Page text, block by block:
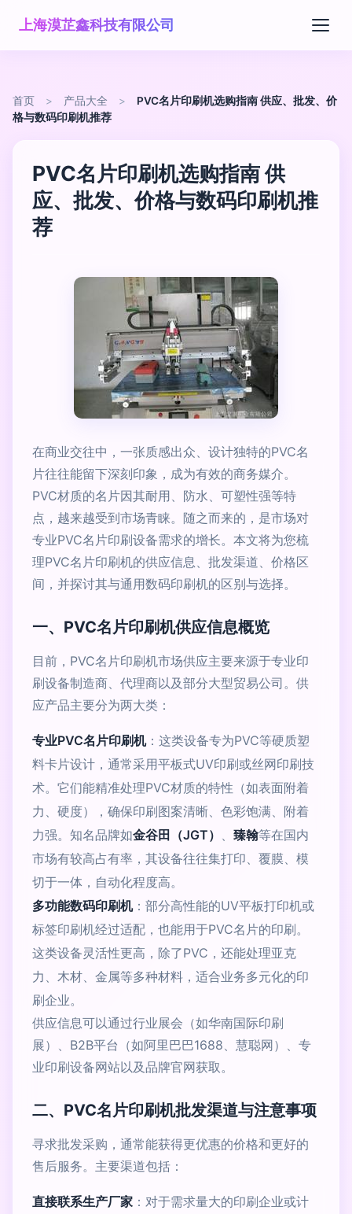
上海漠芷鑫科技有限公司
首页 > 产品大全 >
PVC名片印刷机选购指南 供应、批发、价
格与数码印刷机推荐
PVC名片印刷机选购指南 供
应、批发、价格与数码印刷机推
荐
在商业交往中，一张质感出众、设计独特的PVC名
片往往能留下深刻印象，成为有效的商务媒介。
PVC材质的名片因其耐用、防水、可塑性强等特
点，越来越受到市场青睐。随之而来的，是市场对
专业PVC名片印刷设备需求的增长。本文将为您梳
理PVC名片印刷机的供应信息、批发渠道、价格区
间，并探讨其与通用数码印刷机的区别与选择。
一、PVC名片印刷机供应信息概览
目前，PVC名片印刷机市场供应主要来源于专业印
刷设备制造商、代理商以及部分大型贸易公司。供
应产品主要分为两大类：
专业PVC名片印刷机：这类设备专为PVC等硬质塑
料卡片设计，通常采用平板式UV印刷或丝网印刷技
术。它们能精准处理PVC材质的特性（如表面附着
力、硬度），确保印刷图案清晰、色彩饱满、附着
力强。知名品牌如金谷田（JGT） 、 臻翰等在国内
市场有较高占有率，其设备往往集打印、覆膜、模
切于一体，自动化程度高。
多功能数码印刷机：部分高性能的UV平板打印机或
标签印刷机经过适配，也能用于PVC名片的印刷。
这类设备灵活性更高，除了PVC，还能处理亚克
力、木材、金属等多种材料，适合业务多元化的印
刷企业。
供应信息可以通过行业展会（如华南国际印刷
展）、B2B平台（如阿里巴巴1688、慧聪网）、专
业印刷设备网站以及品牌官网获取。
二、PVC名片印刷机批发渠道与注意事项
寻求批发采购，通常能获得更优惠的价格和更好的
售后服务。主要渠道包括：
直接联系生产厂家 ：对于需求量大的印刷企业或计